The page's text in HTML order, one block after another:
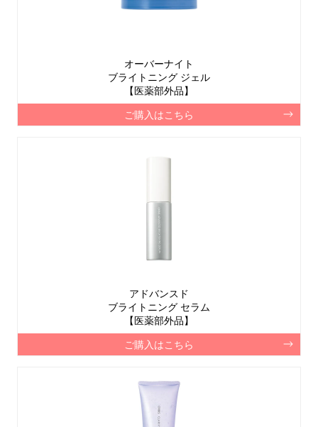
オーバーナイト
ブライトニング ジェル
【医薬部外品】
ご購入はこちら
アドバンスド
ブライトニング セラム
【医薬部外品】
ご購入はこちら